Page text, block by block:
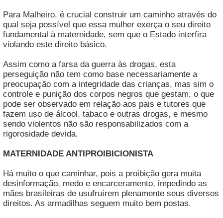
Para Malheiro, é crucial construir um caminho através do
qual seja possível que essa mulher exerça o seu direito
fundamental à maternidade, sem que o Estado interfira
violando este direito básico.
Assim como a farsa da guerra às drogas, esta
perseguição não tem como base necessariamente a
preocupação com a integridade das crianças, mas sim o
controle e punição dos corpos negros que gestam, o que
pode ser observado em relação aos pais e tutores que
fazem uso de álcool, tabaco e outras drogas, e mesmo
sendo violentos não são responsabilizados com a
rigorosidade devida.
MATERNIDADE ANTIPROIBICIONISTA
Há muito o que caminhar, pois a proibição gera muita
desinformação, medo e encarceramento, impedindo as
mães brasileiras de usufruírem plenamente seus diversos
direitos. As armadilhas seguem muito bem postas.